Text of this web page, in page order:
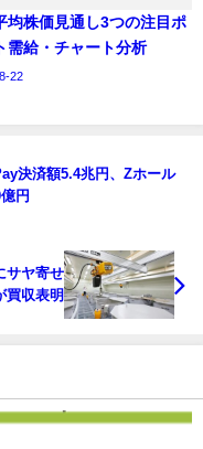
均株価見通し3つの注目ポ
需給・チャート分析
22
決済額5.4兆円、Zホール
円
サヤ寄せ
買収表明